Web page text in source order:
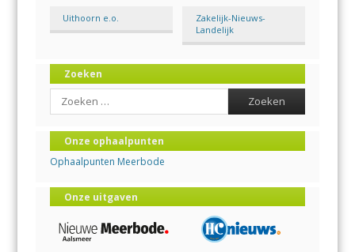
Uithoorn e.o.
Zakelijk-Nieuws-
Landelijk
Zoeken
Search
Onze ophaalpunten
Ophaalpunten Meerbode
Onze uitgaven